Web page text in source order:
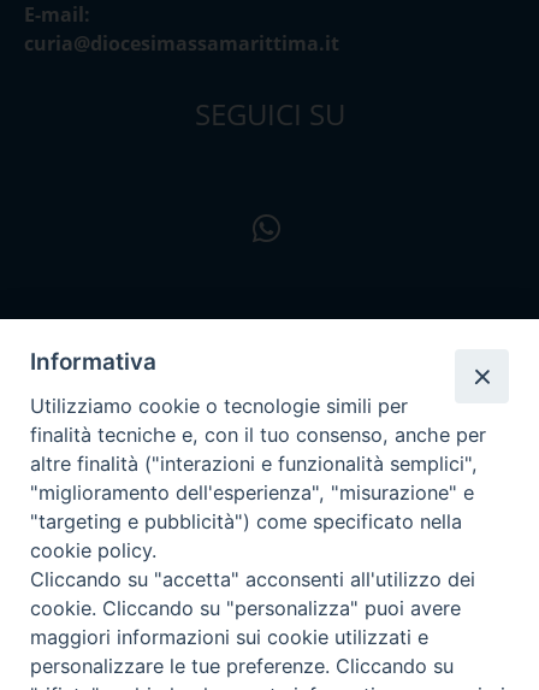
E-mail:
curia@diocesimassamarittima.it
SEGUICI SU
Informativa
Utilizziamo cookie o tecnologie simili per
finalità tecniche e, con il tuo consenso, anche per
altre finalità ("interazioni e funzionalità semplici",
"miglioramento dell'esperienza", "misurazione" e
"targeting e pubblicità") come specificato nella
cookie policy.
Cliccando su "accetta" acconsenti all'utilizzo dei
cookie. Cliccando su "personalizza" puoi avere
maggiori informazioni sui cookie utilizzati e
personalizzare le tue preferenze. Cliccando su